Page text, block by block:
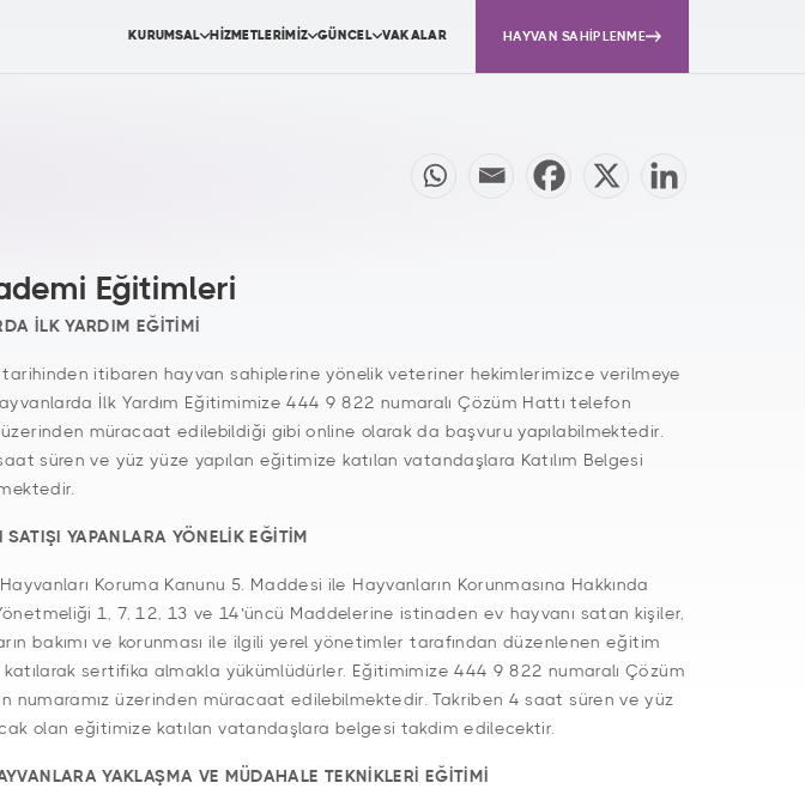
KURUMSAL HİZMETLERİMİZ GÜNCEL VAKALAR HAYVAN SAHİPLENME
Eğitimleri
İLK YARDIM EĞİTİMİ
itibaren hayvan sahiplerine yönelik veteriner hekimlerimizce verilmeye
İlk Yardım Eğitimimize 444 9 822 numaralı Çözüm Hattı telefon
üzerinden müracaat edilebildiği gibi online olarak da başvuru yapılabilmektedir.
süren ve yüz yüze yapılan eğitimize katılan vatandaşlara Katılım Belgesi
SATIŞI YAPANLARA YÖNELİK EĞİTİM
Hayvanları Koruma Kanunu 5. Maddesi ile Hayvanların Korunmasına Hakkında
1, 7, 12, 13 ve 14’üncü Maddelerine istinaden ev hayvanı satan kişiler,
bakımı ve korunması ile ilgili yerel yönetimler tarafından düzenlenen eğitim
katılarak sertifika almakla yükümlüdürler. Eğitimimize 444 9 822 numaralı Çözüm
numaramız üzerinden müracaat edilebilmektedir. Takriben 4 saat süren ve yüz
olan eğitimize katılan vatandaşlara belgesi takdim edilecektir.
YAKLAŞMA VE MÜDAHALE TEKNİKLERİ EĞİTİMİ